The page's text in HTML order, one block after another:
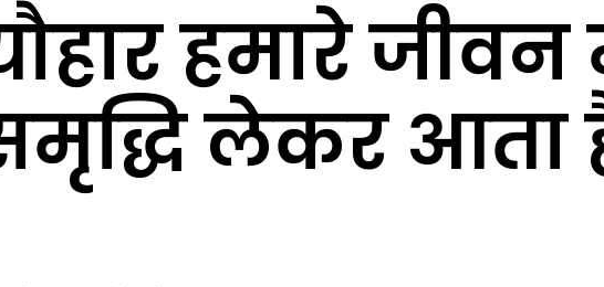
हमारे
लेकर आता